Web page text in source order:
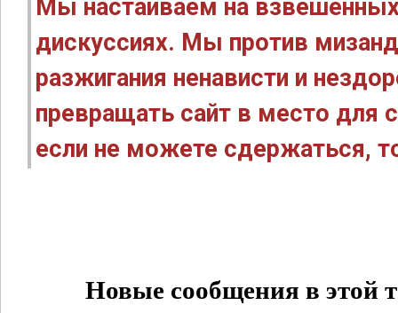
Мы настаиваем на
дискуссиях. Мы против
разжигания ненависти и
превращать сайт в место для
если не можете сдержаться,
Новые сообщения в этой